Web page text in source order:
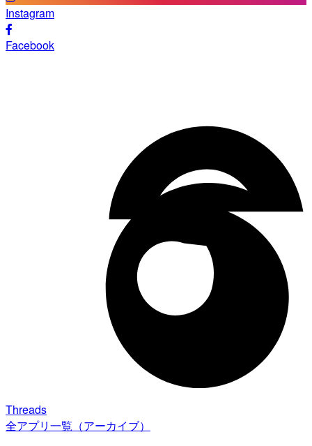
Instagram
Facebook
Threads
全アプリ一覧（アーカイブ）